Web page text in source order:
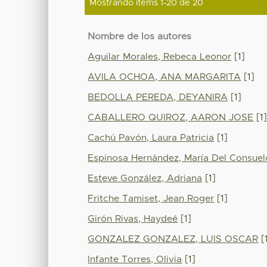
Mostrando ítems 1-20 de 20
Nombre de los autores
Aguilar Morales, Rebeca Leonor [1]
AVILA OCHOA, ANA MARGARITA [1]
BEDOLLA PEREDA, DEYANIRA [1]
CABALLERO QUIROZ, AARON JOSE [1]
Cachú Pavón, Laura Patricia [1]
Espinosa Hernández, María Del
Esteve González, Adriana [1]
Fritche Tamiset, Jean Roger [1]
Girón Rivas, Haydeé [1]
GONZALEZ GONZALEZ, LUIS OSCAR [1]
Infante Torres, Olivia [1]